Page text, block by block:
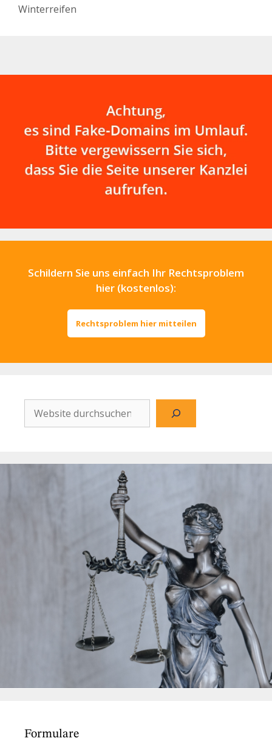
Winterreifen
Schildern Sie uns einfach Ihr Rechtsproblem
hier (kostenlos):
Rechtsproblem hier mitteilen
Website
durchsuchen
Formulare